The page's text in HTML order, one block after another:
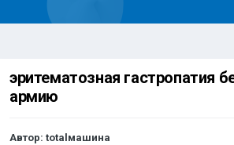
эритематозная гастропатия
армию
Автор: totalмашина